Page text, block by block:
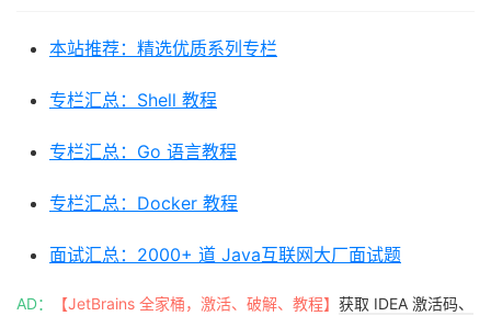
myrectangle
Rectangle
myrectangle:printArea
本站推荐：精选优质系列专栏
专栏汇总：Shell 教程
专栏汇总：Go 语言教程
专栏汇总：Docker 教程
面试汇总：2000+ 道 Java互联网大厂面试题
AD： 【JetBrains 全家桶，激活、破解、教程】 获取 IDEA 激活码、